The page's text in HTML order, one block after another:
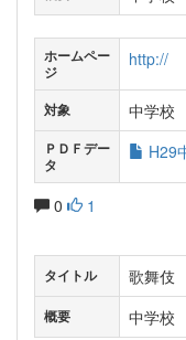
ホームペー
ジ
http://
対象 中学校
ＰＤＦデー
タ
H29
0 1
タイトル 歌舞伎
概要 中学